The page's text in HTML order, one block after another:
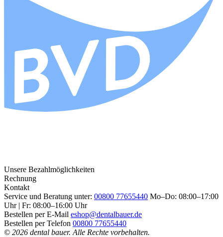
Unsere Bezahlmöglichkeiten
Rechnung
Kontakt
Service und Beratung unter: 00800 77655440 Mo–Do: 08:00–17:00
Uhr | Fr: 08:00–16:00 Uhr
Bestellen per E-Mail eshop@dentalbauer.de
Bestellen per Telefon 00800 77655440
© 2026 dental bauer. Alle Rechte vorbehalten.